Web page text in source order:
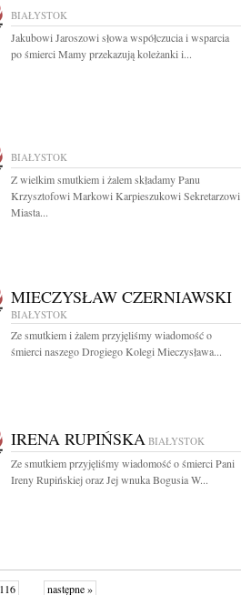
BIAŁYSTOK
Jakubowi Jaroszowi słowa współczucia i wsparcia
po śmierci Mamy przekazują koleżanki i...
BIAŁYSTOK
Z wielkim smutkiem i żalem składamy Panu
Krzysztofowi Markowi Karpieszukowi Sekretarzowi
Miasta...
MIECZYSŁAW CZERNIAWSKI
BIAŁYSTOK
Ze smutkiem i żalem przyjęliśmy wiadomość o
śmierci naszego Drogiego Kolegi Mieczysława...
IRENA RUPIŃSKA BIAŁYSTOK
Ze smutkiem przyjęliśmy wiadomość o śmierci Pani
Ireny Rupińskiej oraz Jej wnuka Bogusia W...
116 następne »